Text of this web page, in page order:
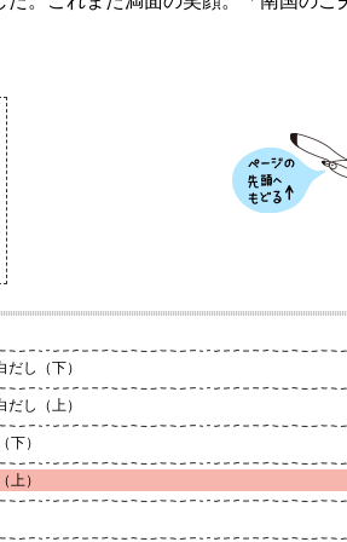
し（下）
し（上）
）
）